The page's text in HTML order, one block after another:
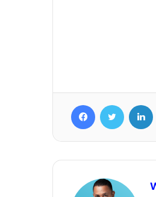
FacebookTwitter